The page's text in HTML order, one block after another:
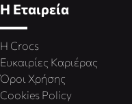
Η Εταιρεία
Η Crocs
Ευκαιρίες Καριέρας
Όροι Χρήσης
Cookies Policy